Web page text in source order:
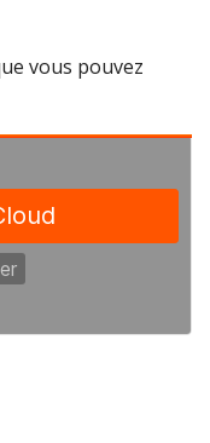
vous pouvez